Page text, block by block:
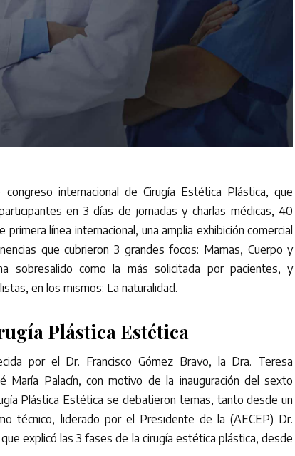
internacional de Cirugía Estética Plástica, que
en 3 días de jornadas y charlas médicas, 40
línea internacional, una amplia exhibición comercial
que cubrieron 3 grandes focos: Mamas, Cuerpo y
sobresalido como la más solicitada por pacientes, y
en los mismos: La naturalidad.
Plástica Estética
por el Dr. Francisco Gómez Bravo, la Dra. Teresa
María Palacín, con motivo de la inauguración del sexto
Plástica Estética se debatieron temas, tanto desde un
técnico, liderado por el Presidente de la (AECEP) Dr.
explicó las 3 fases de la cirugía estética plástica, desde